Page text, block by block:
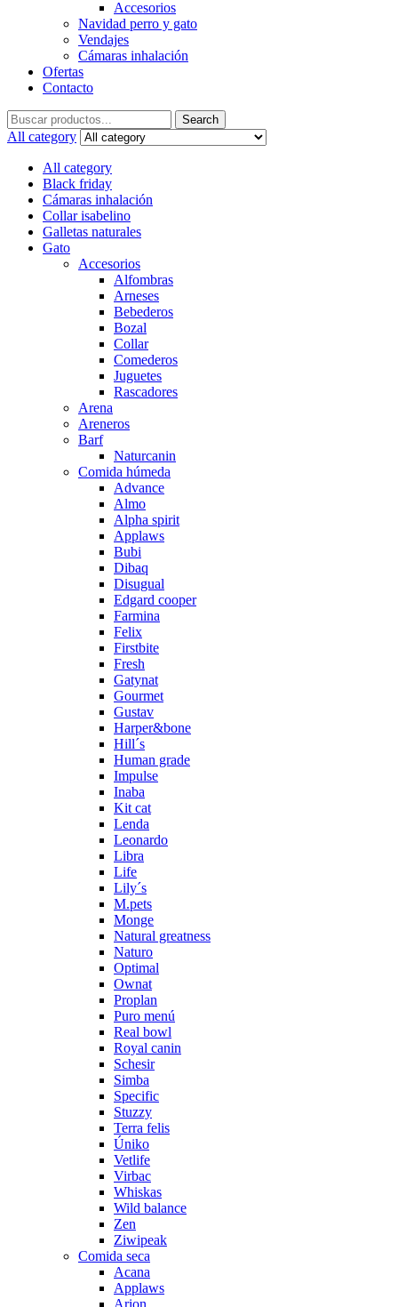
Accesorios
Navidad perro y gato
Vendajes
Cámaras inhalación
Ofertas
Contacto
Search
for:
Search
All category
All category
Black friday
Cámaras inhalación
Collar isabelino
Galletas naturales
Gato
Accesorios
Alfombras
Arneses
Bebederos
Bozal
Collar
Comederos
Juguetes
Rascadores
Arena
Areneros
Barf
Naturcanin
Comida húmeda
Advance
Almo
Alpha spirit
Applaws
Bubi
Dibaq
Disugual
Edgard cooper
Farmina
Felix
Firstbite
Fresh
Gatynat
Gourmet
Gustav
Harper&bone
Hill´s
Human grade
Impulse
Inaba
Kit cat
Lenda
Leonardo
Libra
Life
Lily´s
M.pets
Monge
Natural greatness
Naturo
Optimal
Ownat
Proplan
Puro menú
Real bowl
Royal canin
Schesir
Simba
Specific
Stuzzy
Terra felis
Úniko
Vetlife
Virbac
Whiskas
Wild balance
Zen
Ziwipeak
Comida seca
Acana
Applaws
Arion